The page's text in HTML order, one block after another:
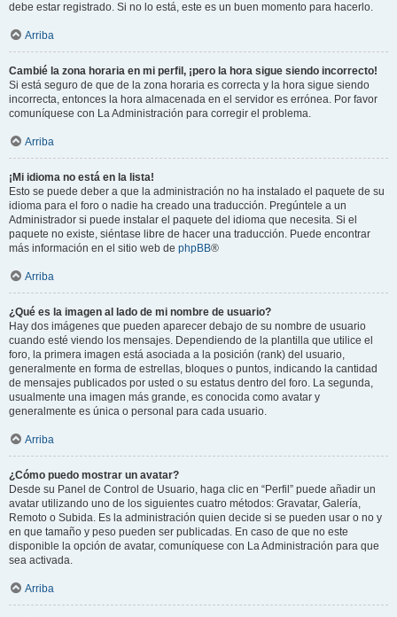
debe estar registrado. Si no lo está, este es un buen momento para hacerlo.
Arriba
Cambié la zona horaria en mi perfil, ¡pero la hora sigue siendo incorrecto!
Si está seguro de que de la zona horaria es correcta y la hora sigue siendo
incorrecta, entonces la hora almacenada en el servidor es errónea. Por favor
comuníquese con La Administración para corregir el problema.
Arriba
¡Mi idioma no está en la lista!
Esto se puede deber a que la administración no ha instalado el paquete de su
idioma para el foro o nadie ha creado una traducción. Pregúntele a un
Administrador si puede instalar el paquete del idioma que necesita. Si el
paquete no existe, siéntase libre de hacer una traducción. Puede encontrar
más información en el sitio web de phpBB®
Arriba
¿Qué es la imagen al lado de mi nombre de usuario?
Hay dos imágenes que pueden aparecer debajo de su nombre de usuario
cuando esté viendo los mensajes. Dependiendo de la plantilla que utilice el
foro, la primera imagen está asociada a la posición (rank) del usuario,
generalmente en forma de estrellas, bloques o puntos, indicando la cantidad
de mensajes publicados por usted o su estatus dentro del foro. La segunda,
usualmente una imagen más grande, es conocida como avatar y
generalmente es única o personal para cada usuario.
Arriba
¿Cómo puedo mostrar un avatar?
Desde su Panel de Control de Usuario, haga clic en “Perfil” puede añadir un
avatar utilizando uno de los siguientes cuatro métodos: Gravatar, Galería,
Remoto o Subida. Es la administración quien decide si se pueden usar o no y
en que tamaño y peso pueden ser publicadas. En caso de que no este
disponible la opción de avatar, comuníquese con La Administración para que
sea activada.
Arriba